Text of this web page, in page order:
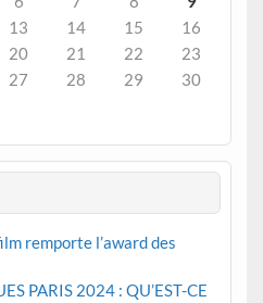
13 14 15
16
20 21 22
23
27 28 29
30
remporte l’award des
PARIS 2024 : QU’EST-CE